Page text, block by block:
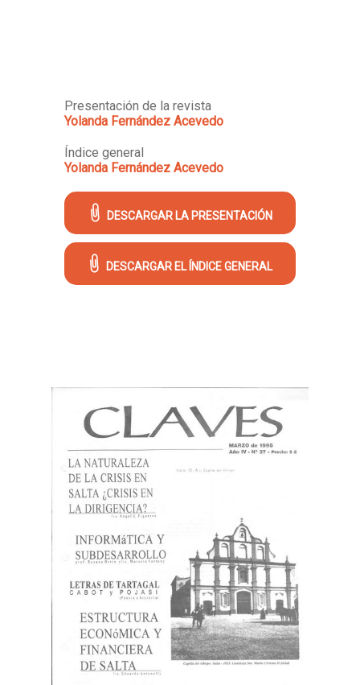
Presentación de la revista
Yolanda Fernández Acevedo
Índice general
Yolanda Fernández Acevedo
DESCARGAR LA PRESENTACIÓN
DESCARGAR EL ÍNDICE GENERAL